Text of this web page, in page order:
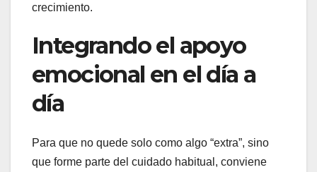
crecimiento.
Integrando el apoyo
emocional en el día a
día
Para que no quede solo como algo “extra”, sino
que forme parte del cuidado habitual, conviene